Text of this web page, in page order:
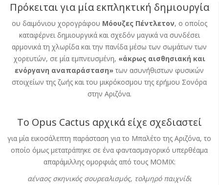
Πρόκειται για μία εκπληκτική δημιουργία
ου δαιμόνιου χορογράφου Μόουζες Πέντλετον, ο οποίος
καταφέρνει δημιουργικά και σχεδόν μαγικά να συνδέσει
αρμονικά τη χλωρίδα και την πανίδα μέσω των σωμάτων των
χορευτών, σε μία εμπνευσμένη, «άκρως αισθησιακή και
ενόργανη αναπαράσταση» των ασυνήθιστων φυσικών
στοιχείων της ζωής και του μικρόκοσμου της ερήμου Σονόρα
στην Αριζόνα.
Το Opus Cactus αρχικά είχε σχεδιαστεί
για μία εικοσάλεπτη παράσταση για το Μπαλέτο της Αριζόνα, το
οποίο όμως μετατράπηκε σε ένα φαντασμαγορικό υπερθέαμα
απαράμιλλης ομορφιάς από τους ΜΟΜΙΧ:
αέναος σκηνικός σουρεαλισμός, τολμηρό παιχνίδι